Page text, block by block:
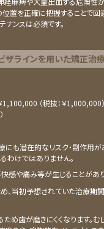
置を正確に把握することで回
ナンスは必須です。
ザラインを用いた矯正治
1,100,000 （税抜：￥1,000,000）
も潜在的なリスク・副作用が
わけではありません。
感や痛み等が生じることがあり
、当初予想されていた治療期
め歯が磨きにくくなります。